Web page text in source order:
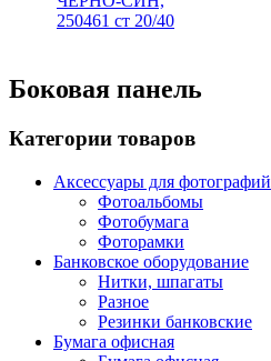
Боковая панель
Категории товаров
Аксессуары для фотографий
Фотоальбомы
Фотобумага
Фоторамки
Банковское оборудование
Нитки, шпагаты
Разное
Резинки банковские
Бумага офисная